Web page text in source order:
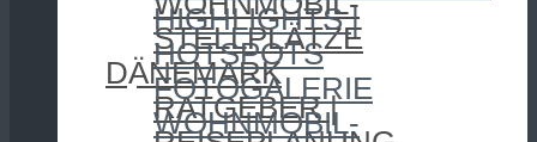
STELLPLÄTZE
DÄNEMARK
RATGEBER |
HIGHLIGHTS |
HOTSPOTS
FOTOGALERIE
WOHNMOBIL-